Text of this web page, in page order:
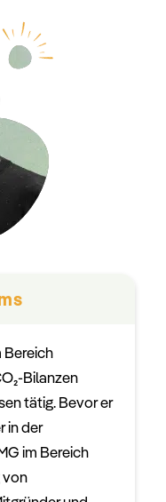
Bereich
Bilanzen
tätig. Bevor er
in der
im Bereich
von